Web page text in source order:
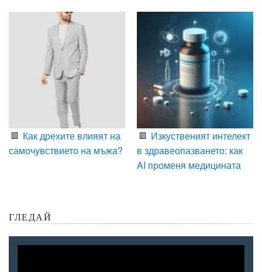
Как дрехите влияят на
самочувствието на мъжа?
Изкуственият интелект
в здравеопазването: как
AI променя медицината
ГЛЕДАЙ